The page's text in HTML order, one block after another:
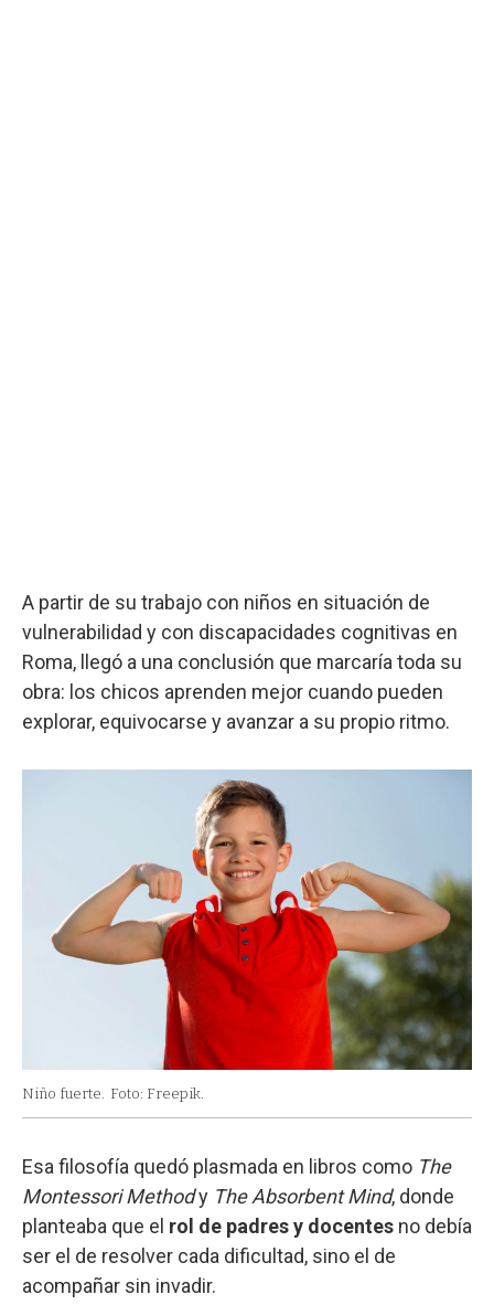
A partir de su trabajo con niños en situación de
vulnerabilidad y con discapacidades cognitivas en
Roma, llegó a una conclusión que marcaría toda su
obra: los chicos aprenden mejor cuando pueden
explorar, equivocarse y avanzar a su propio ritmo.
Niño fuerte. Foto: Freepik.
Esa filosofía quedó plasmada en libros como The
Montessori Methody The Absorbent Mind, donde
planteaba que el rol de padres y docentes no debía
ser el de resolver cada dificultad, sino el de
acompañar sin invadir.